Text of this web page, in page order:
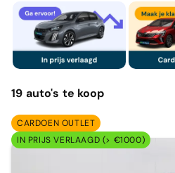
19 auto's te koop
CARDOEN OUTLET
IN PRIJS VERLAAGD (> €1000)